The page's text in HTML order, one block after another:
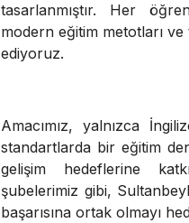
tasarlanmıştır. Her
modern eğitim metotları
ediyoruz.
Amacımız, yalnızca
standartlarda bir eğitim
gelişim hedeflerine
şubelerimiz gibi,
başarısına ortak olmayı